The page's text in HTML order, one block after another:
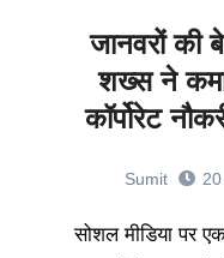
जानवरों की
शख्स ने
कॉर्पोरेट
Sumit
सोशल मीडिया पर एक दिलचस्प कहानी वायरल हो रही है